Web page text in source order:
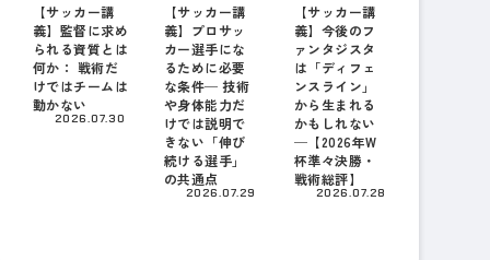
【サッカー講
義】監督に求め
られる資質とは
何か： 戦術だ
けではチームは
動かない
2026.07.30
【サッカー講
義】プロサッ
カー選手にな
るために必要
な条件─ 技術
や身体能力だ
けでは説明で
きない「伸び
続ける選手」
の共通点
2026.07.29
【サッカー講
義】今後のフ
ァンタジスタ
は「ディフェ
ンスライン」
から生まれる
かもしれない
─【2026年W
杯準々決勝・
戦術総評】
2026.07.28